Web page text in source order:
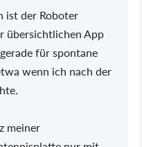
ist der Roboter
übersichtlichen App
für spontane
wenn ich nach der
meiner